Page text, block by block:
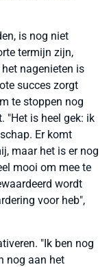
is nog niet
termijn zijn,
nagenieten is
succes zorgt
te stoppen nog
"Het is heel gek: ik
Er komt
maar het is er nog
mooi om mee te
wordt
voor heb",
"Ik ben nog
nog aan het